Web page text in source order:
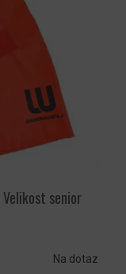
Velikost senior
Na dotaz